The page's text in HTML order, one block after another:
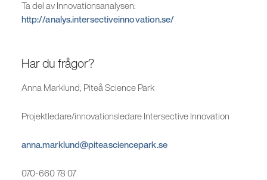
Ta del av Innovationsanalysen:
http://analys.intersectiveinnovation.se/
Har du frågor?
Anna Marklund, Piteå Science Park
Projektledare/innovationsledare Intersective Innovation
anna.marklund@piteasciencepark.se
070-660 78 07